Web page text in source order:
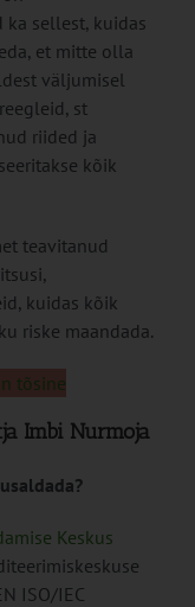
ka sellest, kuidas
et mitte olla
väljumisel
st
riided ja
kõik
teavitanud
kuidas kõik
riske maandada.
Imbi Nurmoja
Keskus
ISO/IEC